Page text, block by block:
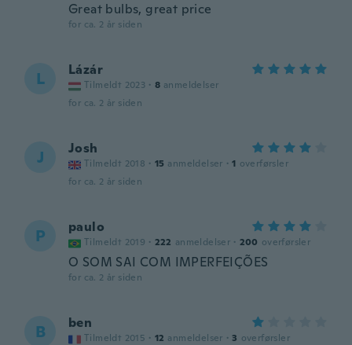
Great bulbs, great price
for ca. 2 år siden
L Lázár
Tilmeldt 2023 · 8 anmeldelser
for ca. 2 år siden
J Josh
Tilmeldt 2018 · 15 anmeldelser · 1 overførsler
for ca. 2 år siden
P paulo
Tilmeldt 2019 · 222 anmeldelser · 200 overførsler
O SOM SAI COM IMPERFEIÇÕES
for ca. 2 år siden
B ben
Tilmeldt 2015 · 12 anmeldelser · 3 overførsler